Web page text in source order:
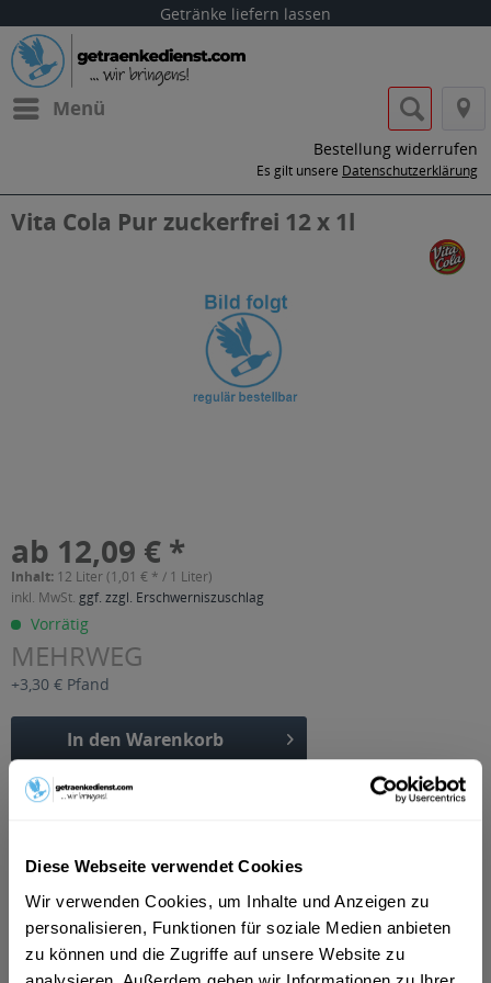
Diese Webseite verwendet Cookies
Wir verwenden Cookies, um Inhalte und Anzeigen zu
personalisieren, Funktionen für soziale Medien anbieten
zu können und die Zugriffe auf unsere Website zu
Getränke liefern lassen
Menü
Bestellung widerrufen
Es gilt unsere Datenschutzerklärung
Vita Cola Pur zuckerfrei 12 x 1l
ab 12,09 € *
Inhalt: 12 Liter (1,01 € * / 1 Liter)
inkl. MwSt. ggf. zzgl. Erschwerniszuschlag
Vorrätig
MEHRWEG
+3,30 € Pfand
In den Warenkorb
Artikel-Nr.:
Beschreibung
"Vita Cola Pur zuckerfrei 12 x 1l"
Geschmacksrichtung: